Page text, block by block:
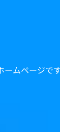
ームページで